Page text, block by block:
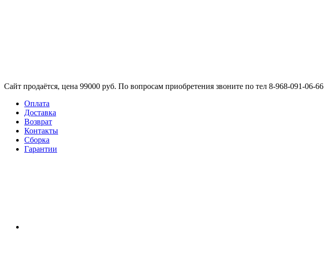
Сайт продаётся, цена 99000 руб. По вопросам приобретения звоните по тел 8-968-091-06-66
Оплата
Доставка
Возврат
Контакты
Сборка​
Гарантии